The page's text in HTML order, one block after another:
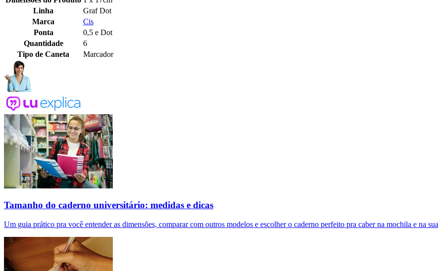
Linha
Graf Dot
Marca
Cis
Ponta
0,5 e Dot
Quantidade
6
Tipo de Caneta
Marcador
Tamanho do caderno universitário: medidas e dicas
Um guia prático pra você entender as dimensões, comparar com outros modelos e escolher o caderno perfeito pra caber na mochila e na